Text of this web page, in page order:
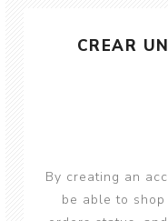
CREAR
By creating an
be able to